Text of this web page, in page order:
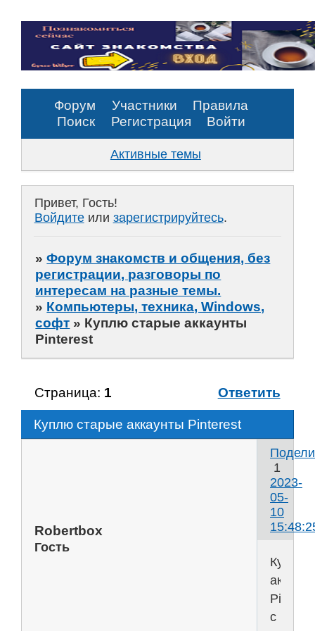
Форум Участники
Правила
Поиск
Регистрация Войти
Активные темы
Привет, Гость!
Войдитеили зарегистрируйтесь.
»Форум знакомств и общения, без
регистрации, разговоры по
интересам на разные темы.
» Компьютеры, техника, Windows,
софт » Куплю старые аккаунты
Pinterest
Куплю старые аккаунты Pinterest
Страница: 1 Ответить
1
2023-
05-
10
Robertbox
Гость
Куплю
с